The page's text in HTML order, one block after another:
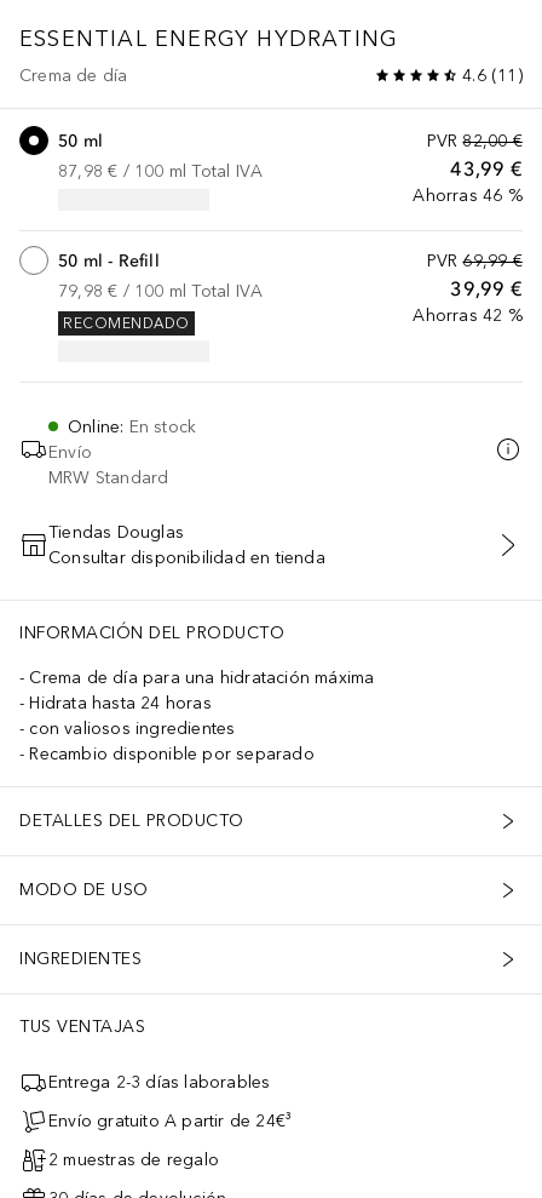
ESSENTIAL ENERGY HYDRATING
Crema de día 4.6(11 )
PVR 82,00 €
43,99 €
Ahorras 46 %
50 ml
87,98 € / 100 ml Total IVA
PVR 69,99 €
39,99 €
Ahorras 42 %
50 ml - Refill
79,98 € / 100 ml Total IVA
RECOMENDADO
Online: En stock
Envío
MRW Standard
AÑADIR AL CARRITO
Tiendas Douglas
Consultar disponibilidad en tienda
INFORMACIÓN DEL PRODUCTO
Crema de día para una hidratación máxima
Hidrata hasta 24 horas
con valiosos ingredientes
Recambio disponible por separado
DETALLES DEL PRODUCTO
MODO DE USO
INGREDIENTES
TUS VENTAJAS
Entrega 2-3 días laborables
Envío gratuito A partir de 24€³
2 muestras de regalo